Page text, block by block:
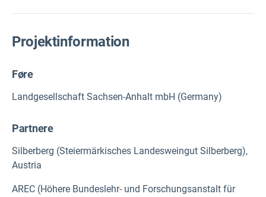
Projektinformation
Føre
Landgesellschaft Sachsen-Anhalt mbH (Germany)
Partnere
Silberberg (Steiermärkisches Landesweingut Silberberg),
Austria
AREC (Höhere Bundeslehr- und Forschungsanstalt für